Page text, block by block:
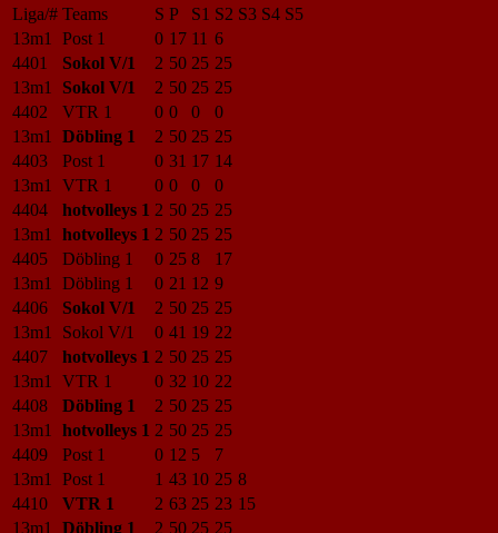
Liga/# Teams S P S1 S2 S3 S4 S5
13m1
Post 1 0 17 11 6
4401
Sokol V/1 2 50 25 25
13m1
Sokol V/1 2 50 25 25
4402
VTR 1 0 0 0
0
13m1
Döbling 1 2 50 25 25
4403
Post 1 0 31 17 14
13m1
VTR 1 0 0 0
0
4404
hotvolleys 1 2 50 25 25
13m1
hotvolleys 1 2 50 25 25
4405
Döbling 1 0 25 8
17
13m1
Döbling 1 0 21 12 9
4406
Sokol V/1 2 50 25 25
13m1
Sokol V/1 0 41 19 22
4407
hotvolleys 1 2 50 25 25
13m1
VTR 1 0 32 10 22
4408
Döbling 1 2 50 25 25
13m1
hotvolleys 1 2 50 25 25
4409
Post 1 0 12 5
7
13m1
Post 1 1 43 10 25 8
4410
VTR 1 2 63 25 23 15
13m1
Döbling 1 2 50 25 25